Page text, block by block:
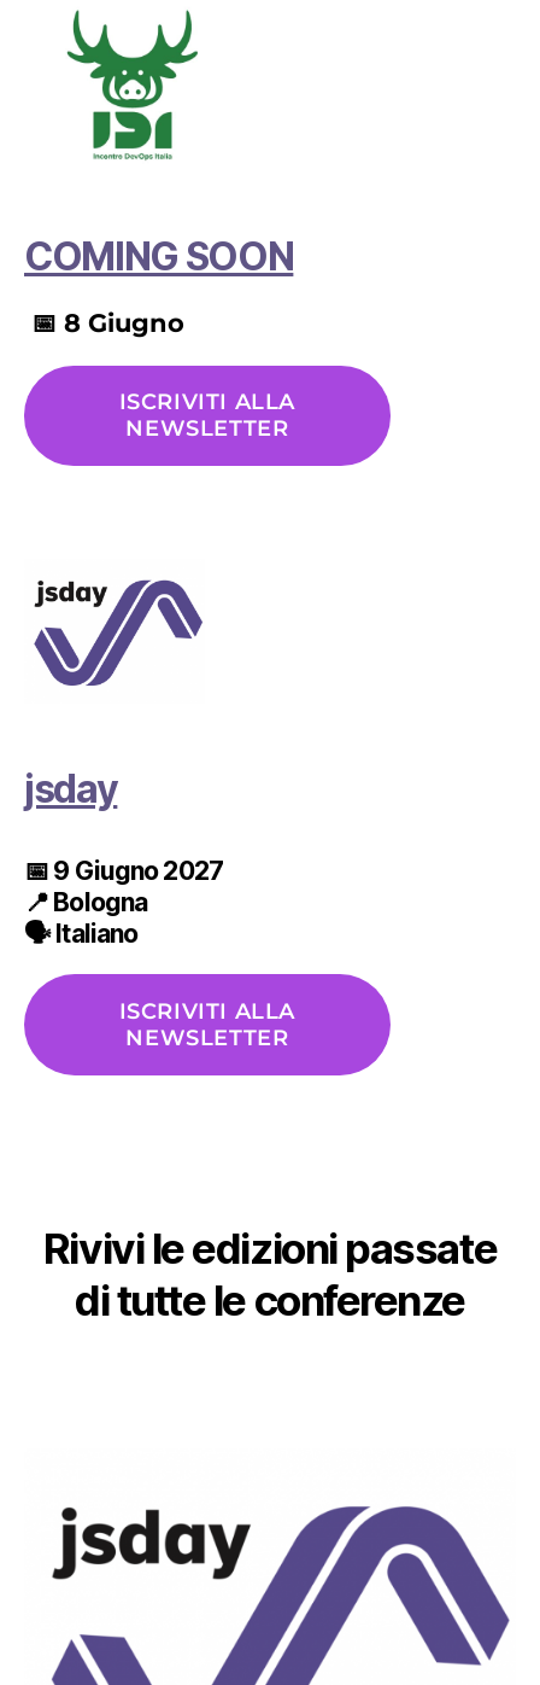
COMING SOON
📅 8 Giugno
ISCRIVITI ALLA
NEWSLETTER
jsday
📅 9 Giugno 2027
📍 Bologna
🗣️ Italiano
ISCRIVITI ALLA
NEWSLETTER
Rivivi le edizioni passate
di tutte le conferenze